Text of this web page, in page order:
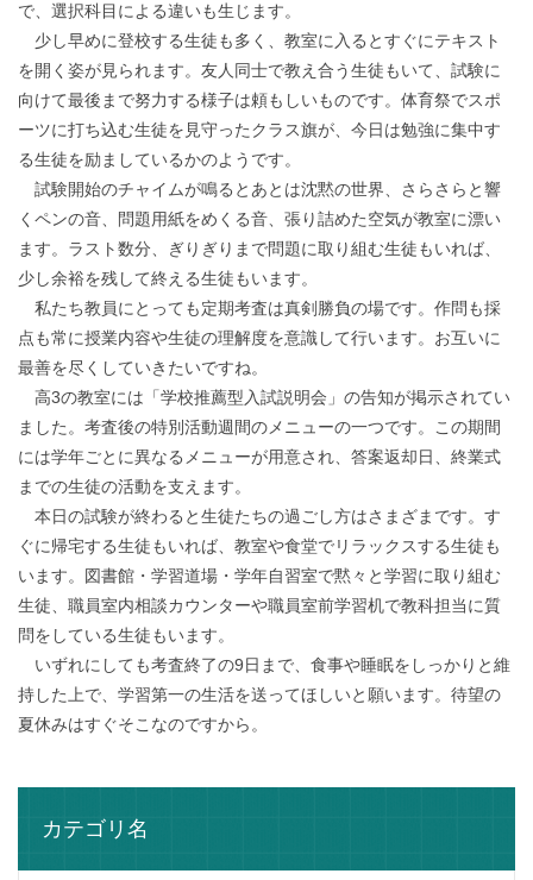
で、選択科目による違いも生じます。
少し早めに登校する生徒も多く、教室に入るとすぐにテキスト
を開く姿が見られます。友人同士で教え合う生徒もいて、試験に
向けて最後まで努力する様子は頼もしいものです。体育祭でスポ
ーツに打ち込む生徒を見守ったクラス旗が、今日は勉強に集中す
る生徒を励ましているかのようです。
試験開始のチャイムが鳴るとあとは沈黙の世界、さらさらと響
くペンの音、問題用紙をめくる音、張り詰めた空気が教室に漂い
ます。ラスト数分、ぎりぎりまで問題に取り組む生徒もいれば、
少し余裕を残して終える生徒もいます。
私たち教員にとっても定期考査は真剣勝負の場です。作問も採
点も常に授業内容や生徒の理解度を意識して行います。お互いに
最善を尽くしていきたいですね。
高3の教室には「学校推薦型入試説明会」の告知が掲示されてい
ました。考査後の特別活動週間のメニューの一つです。この期間
には学年ごとに異なるメニューが用意され、答案返却日、終業式
までの生徒の活動を支えます。
本日の試験が終わると生徒たちの過ごし方はさまざまです。す
ぐに帰宅する生徒もいれば、教室や食堂でリラックスする生徒も
います。図書館・学習道場・学年自習室で黙々と学習に取り組む
生徒、職員室内相談カウンターや職員室前学習机で教科担当に質
問をしている生徒もいます。
いずれにしても考査終了の9日まで、食事や睡眠をしっかりと維
持した上で、学習第一の生活を送ってほしいと願います。待望の
夏休みはすぐそこなのですから。
カテゴリ名